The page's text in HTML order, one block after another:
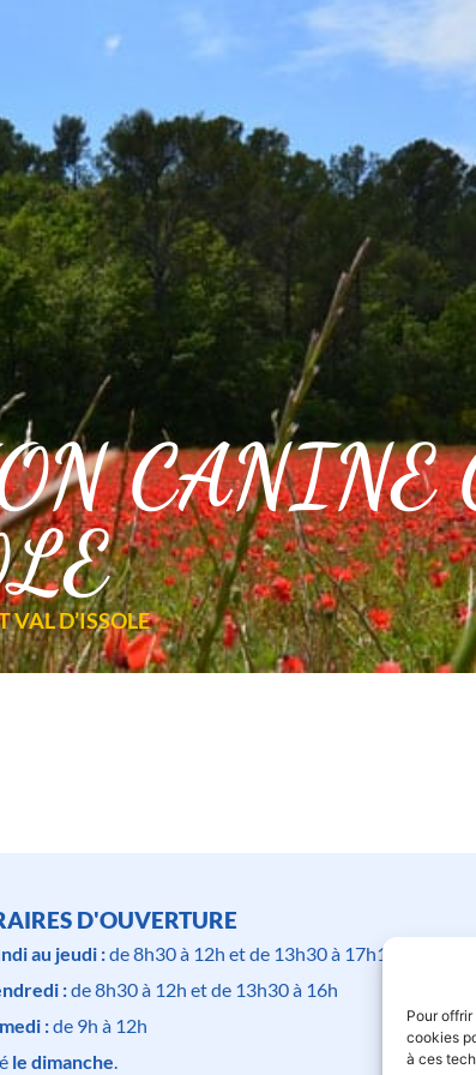
Pour
cookies
à ces
CADRE DE VIE VOS LOISIRS
CANINE
D’ISSOLE
D'OUVERTURE
au jeudi :de 8h30 à 12h et de 13h30 à 17h15
:de 8h30 à 12h et de 13h30 à 16h
:de 9h à 12h
le dimanche.